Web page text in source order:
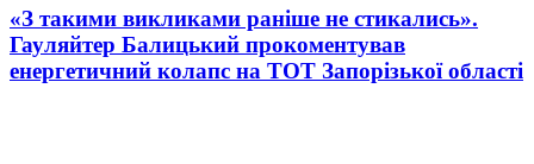
«З такими викликами раніше не стикались».
Гауляйтер Балицький прокоментував
енергетичний колапс на ТОТ Запорізької області